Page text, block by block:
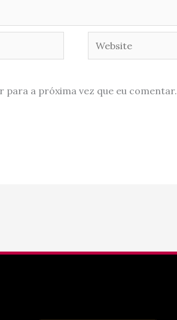
Website
para a próxima vez que eu comentar.